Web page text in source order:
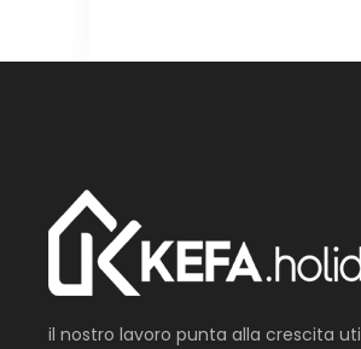
il nostro lavoro punta alla crescita